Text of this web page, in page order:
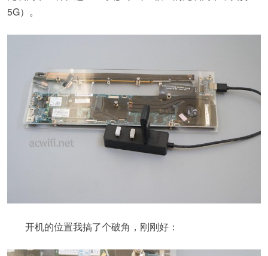
5G）。
开机的位置我搞了个破角，刚刚好：